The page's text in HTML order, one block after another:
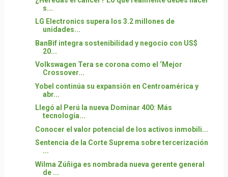
s...
LG Electronics supera los 3.2 millones de
unidades...
BanBif integra sostenibilidad y negocio con US$
20...
Volkswagen Tera se corona como el ‘Mejor
Crossover...
Yobel continúa su expansión en Centroamérica y
abr...
Llegó al Perú la nueva Dominar 400: Más
tecnología...
Conocer el valor potencial de los activos inmobili...
Sentencia de la Corte Suprema sobre tercerización
...
Wilma Zúñiga es nombrada nueva gerente general
de ...